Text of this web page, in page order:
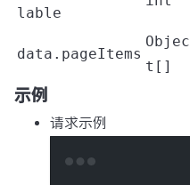
lable
data.pageItems
Objec
t[]
示例
请求示例